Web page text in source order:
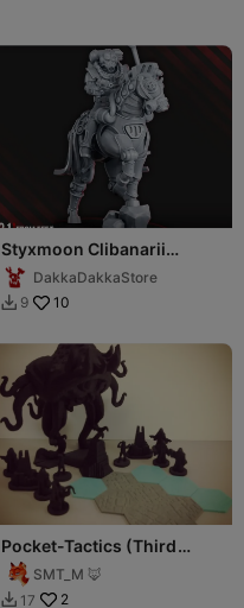
Styxmoon Clibanarii
WarriorDakkaDakkaStore
 9 10
Pocket-Tactics (Third
Edition): Cult of the
Stygian King
SMT_M 🦊
 17 2